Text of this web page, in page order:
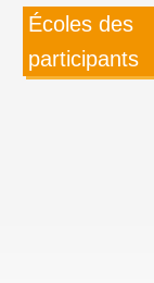
Écoles des
participants